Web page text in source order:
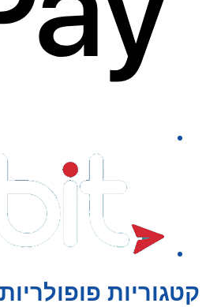
קטגוריות פופולריות